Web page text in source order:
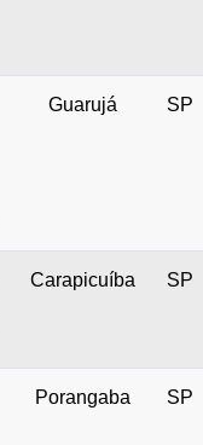
Guarujá SP
Carapicuíba SP
Porangaba SP